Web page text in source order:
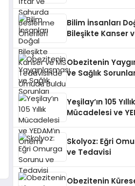
Bilim İnsanları
Bileşikte Kanser
Obezitenin
ve Sağlık
Yeşilay’ın 105 Yıllık
Mücadelesi ve
Skolyoz: Eğri
ve Tedavisi
Obezitenin